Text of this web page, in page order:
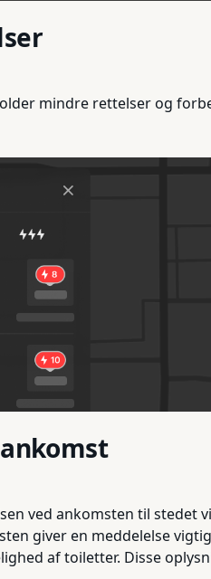
mindre rettelser og
ved ankomsten til stedet
giver en meddelelse
af toiletter. Disse